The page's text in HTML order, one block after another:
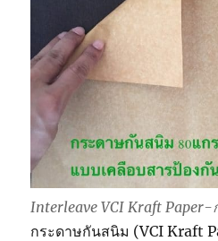
Interleave VCI Kraft
กระดาษกันสนิม (VCI Kraft